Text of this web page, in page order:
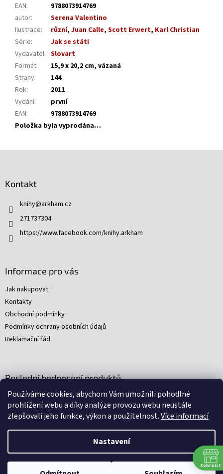
Používáme cookies, abychom Vám umožnili pohodlné
prohlížení webu a díky analýze provozu webu neustále
zlepšovali jeho funkce, výkon a použitelnost.Více informací
Nastavení
Omlouváme se, ale všechny srpnové soboty budeme mít zavřeno.
EAN:
9788073914769
autor:
Serena Valentino
Ilustrace: různí, Juan Calle, Scott Erwert, Karl Christian
Série:
Jak se státi
Vydavatel: Slovart
Formát:
15,9 x 20,2 cm, vázaná
Strany:
144
Rok:
2011
Vydání:
první
EAN:
9788073914769
Položka byla vyprodána…
Kontakt
knihy@arkham.cz
271737304
https://www.facebook.com/knihy.arkham
Informace pro vás
Jak nakupovat
Kontakty
Obchodní podmínky
Podmínky ochrany osobních údajů
Reklamační řád
Poslední hodnocení produktů
Young Indiana Jones a poklad na plantáži (A)
Hodnocení produktu je 5 z 5 hvězdiček.
|
Remedio Digital|Zbyněk Svoboda
Vytvořil
Shoptet
Zobrazit